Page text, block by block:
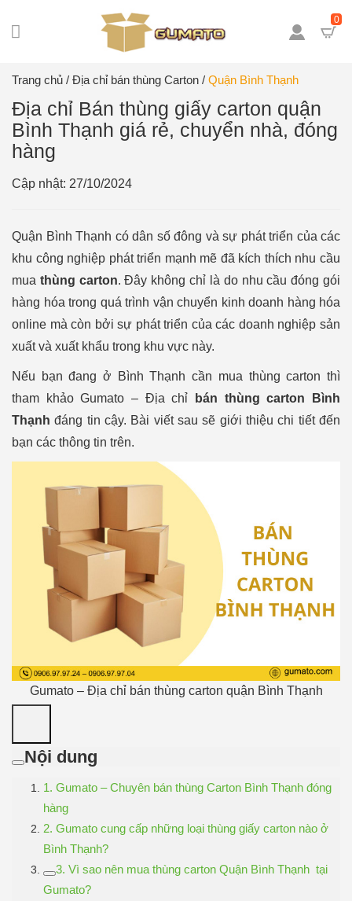
0
Trang chủ / Địa chỉ bán thùng Carton / Quận Bình Thạnh
Địa chỉ Bán thùng giấy carton quận
Bình Thạnh giá rẻ, chuyển nhà, đóng
hàng
Cập nhật: 27/10/2024
Quận Bình Thạnh có dân số đông và sự phát triển của các
khu công nghiệp phát triển mạnh mẽ đã kích thích nhu cầu
mua thùng carton. Đây không chỉ là do nhu cầu đóng gói
hàng hóa trong quá trình vận chuyển kinh doanh hàng hóa
online mà còn bởi sự phát triển của các doanh nghiệp sản
xuất và xuất khẩu trong khu vực này.
Nếu bạn đang ở Bình Thạnh cần mua thùng carton thì
tham khảo Gumato – Địa chỉ
bán thùng carton Bình
Thạnh đáng tin cậy. Bài viết sau sẽ giới thiệu chi tiết đến
bạn các thông tin trên.
Gumato – Địa chỉ bán thùng carton quận Bình Thạnh
Nội dung
1. Gumato – Chuyên bán thùng Carton Bình Thạnh đóng
hàng
2. Gumato cung cấp những loại thùng giấy carton nào ở
Bình Thạnh?
3. Vì sao nên mua thùng carton Quận Bình Thạnh tại
Gumato?